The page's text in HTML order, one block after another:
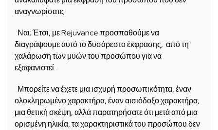
αναγνωρίσατε;
Ναι; Έτσι, με Rejuvance προσπαθούμε να
διαγράψουμε αυτό το δυσάρεστο έκφρασης, από τη
χαλάρωση των μυών του προσώπου για να
εξαφανιστεί.
Μπορείτε να έχετε μια ισχυρή προσωπικότητα, έναν
ολοκληρωμένο χαρακτήρα, έναν αισιόδοξο χαρακτήρα,
μια θετική σκέψη, αλλά παρατηρήσατε ότι μετά από μια
ορισμένη ηλικία, τα χαρακτηριστικά του προσώπου δεν